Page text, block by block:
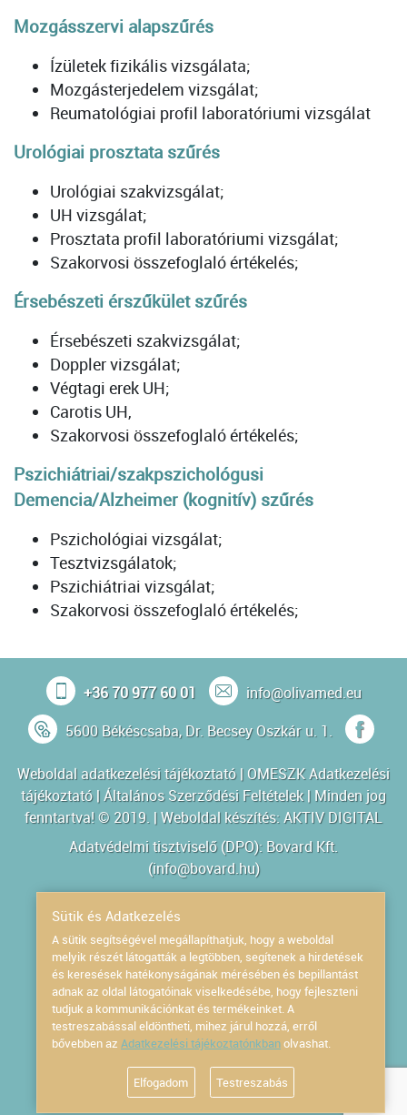
Mozgásszervi alapszűrés
Ízületek fizikális vizsgálata;
Mozgásterjedelem vizsgálat;
Reumatológiai profil laboratóriumi vizsgálat
Urológiai prosztata szűrés
Urológiai szakvizsgálat;
UH vizsgálat;
Prosztata profil laboratóriumi vizsgálat;
Szakorvosi összefoglaló értékelés;
Érsebészeti érszűkület szűrés
Érsebészeti szakvizsgálat;
Doppler vizsgálat;
Végtagi erek UH;
Carotis UH,
Szakorvosi összefoglaló értékelés;
Pszichiátriai/szakpszichológusi
Demencia/Alzheimer (kognitív) szűrés
Pszichológiai vizsgálat;
Tesztvizsgálatok;
Pszichiátriai vizsgálat;
Szakorvosi összefoglaló értékelés;
+36 70 977 60 01
info@olivamed.eu
5600 Békéscsaba, Dr. Becsey Oszkár u. 1.
Weboldal adatkezelési tájékoztató| OMESZK Adatkezelési
tájékoztató|Általános Szerződési Feltételek| Minden jog
fenntartva! © 2019. | Weboldal készítés:AKTIV DIGITAL
Adatvédelmi tisztviselő (DPO): Bovard Kft.
(info@bovard.hu)
Sütik és Adatkezelés
A sütik segítségével megállapíthatjuk, hogy a weboldal
melyik részét látogatták a legtöbben, segítenek a hirdetések
és keresések hatékonyságának mérésében és bepillantást
adnak az oldal látogatóinak viselkedésébe, hogy fejleszteni
tudjuk a kommunikációnkat és termékeinket. A
testreszabással eldöntheti, mihez járul hozzá, erről
bővebben az Adatkezelési tájékoztatónkbanolvashat.
Elfogadom Testreszabás